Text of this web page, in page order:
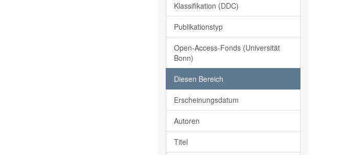
Klassifikation (DDC)
Publikationstyp
Open-Access-Fonds (Universität
Bonn)
Diesen Bereich
Erscheinungsdatum
Autoren
Titel